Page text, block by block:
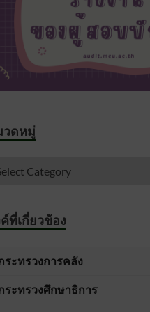
วดหมู่
ที่เกี่ยวข้อง
ระทรวงการคลัง
ระทรวงศึกษาธิการ